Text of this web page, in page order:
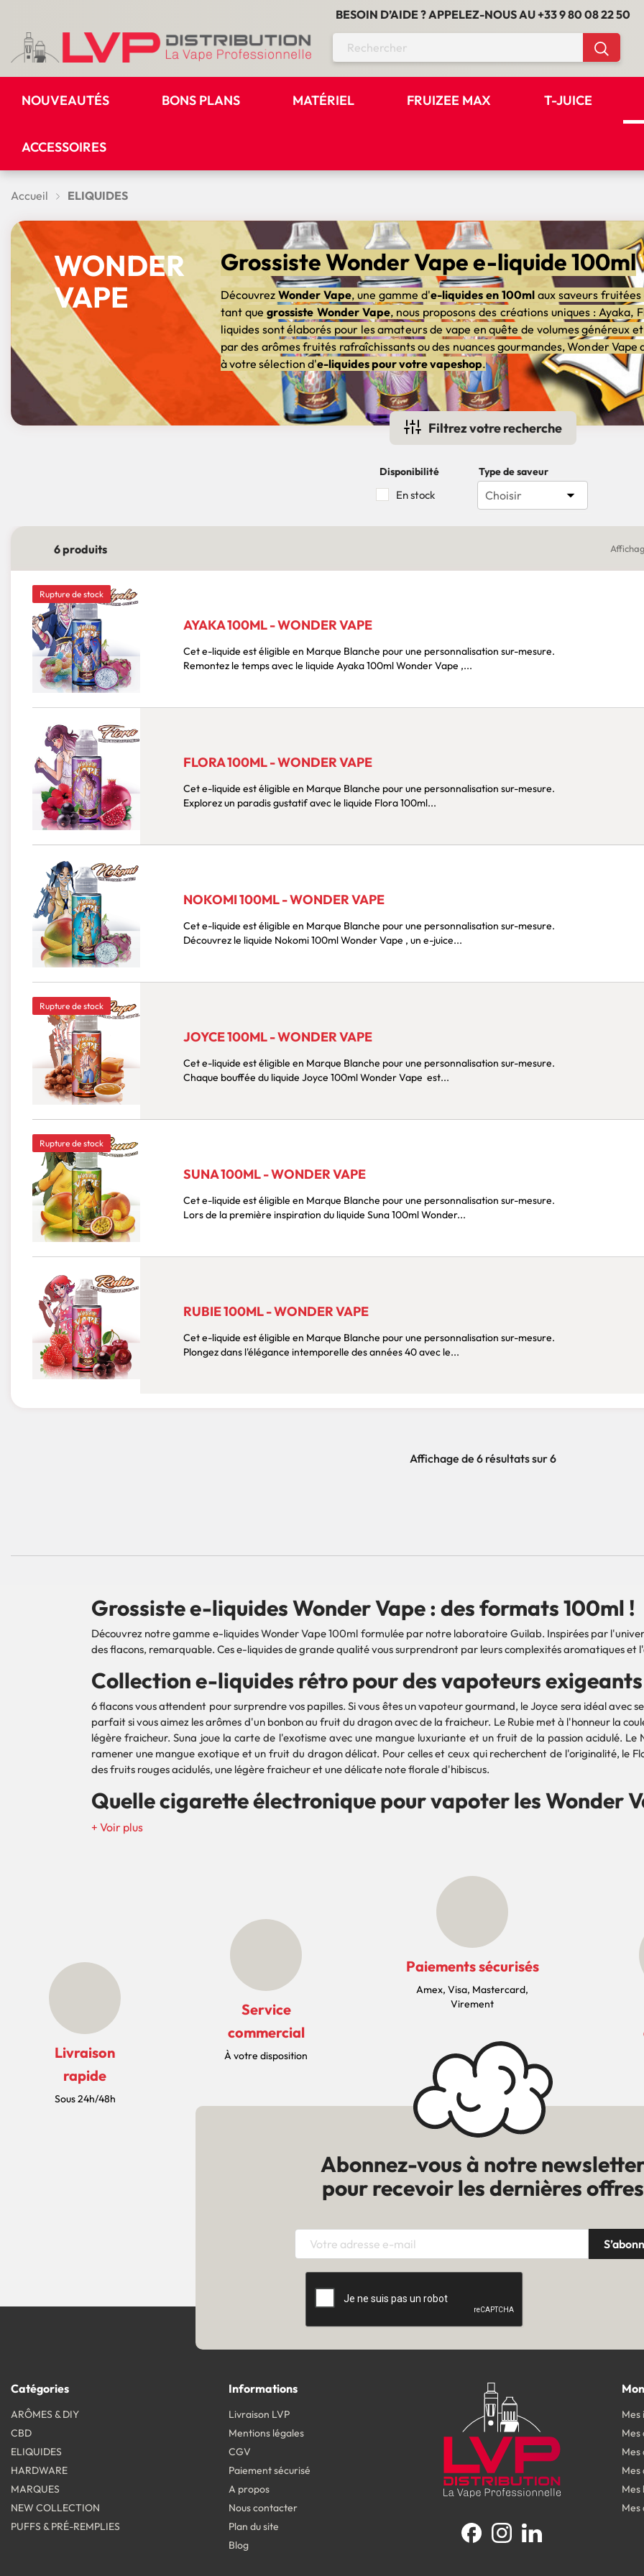
BESOIN D’AIDE ? APPELEZ-NOUS AU+33 9 80 08 22 50
NOUVEAUTÉS BONS PLANS MATÉRIEL FRUIZEE MAX T-JUICE
ACCESSOIRES
Accueil ELIQUIDES
WONDER
VAPE
Grossiste Wonder Vape e-liquide 100ml
Découvrez Wonder Vape, une gamme d'e-liquides en 100ml aux saveurs
tant quegrossiste Wonder Vape, nous proposons des créations uniques : Ayaka,
liquides sont élaborés pour les amateurs de vape en quête de volumes généreux
par des arômes fruités rafraîchissants ou des nuances gourmandes, Wonder
à votre sélection d'e-liquides pour votre vapeshop.
Filtrez votre recherche
Disponibilité
En stock
Type de saveur
Choisir 
6 produits
Rupture de stock
AYAKA 100ML - WONDER VAPE
Cet e-liquide est éligible en Marque Blanche pour une personnalisation sur-mesure.
Remontez le temps avec le liquide Ayaka 100ml Wonder Vape ,...
FLORA 100ML - WONDER VAPE
Cet e-liquide est éligible en Marque Blanche pour une personnalisation sur-mesure.
Explorez un paradis gustatif avec le liquide Flora 100ml...
NOKOMI 100ML - WONDER VAPE
Cet e-liquide est éligible en Marque Blanche pour une personnalisation sur-mesure.
Découvrez le liquide Nokomi 100ml Wonder Vape , un e-juice...
Rupture de stock
JOYCE 100ML - WONDER VAPE
Cet e-liquide est éligible en Marque Blanche pour une personnalisation sur-mesure.
Chaque bouffée du liquide Joyce 100ml Wonder Vape est...
Rupture de stock
SUNA 100ML - WONDER VAPE
Cet e-liquide est éligible en Marque Blanche pour une personnalisation sur-mesure.
Lors de la première inspiration du liquide Suna 100ml Wonder...
RUBIE 100ML - WONDER VAPE
Cet e-liquide est éligible en Marque Blanche pour une personnalisation sur-mesure.
Plongez dans l'élégance intemporelle des années 40 avec le...
Affichage de 6 résultats sur 6
Grossiste e-liquides Wonder Vape : des formats 100ml !
Découvrez notre gamme e-liquides Wonder Vape 100ml formulée par notre laboratoire Guilab. Inspirées par
des flacons, remarquable. Ces e-liquides de grande qualité vous surprendront par leurs complexités aromatiques et
Collection e-liquides rétro pour des vapoteurs
6 flacons vous attendent pour surprendre vos papilles. Si vous êtes un vapoteur gourmand, le Joyce sera idéal avec
parfait si vous aimez les arômes d'un bonbon au fruit du dragon avec de la fraicheur. Le Rubie met à l'honneur la
légère fraicheur. Suna joue la carte de l'exotisme avec une mangue luxuriante et un fruit de la passion acidulé.
ramener une mangue exotique et un fruit du dragon délicat. Pour celles et ceux qui recherchent de l'originalité, le
des fruits rouges acidulés, une légère fraicheur et une délicate note florale d'hibiscus.
Quelle cigarette électronique pour vapoter les Wonder
Livraison
rapide
Sous 24h/48h
Service
commercial
À votre disposition
Paiements sécurisés
Amex, Visa, Mastercard,
Virement
Abonnez-vous à notre
pour recevoir les dernières offres
Catégories
ARÔMES & DIY
CBD
ELIQUIDES
HARDWARE
MARQUES
NEW COLLECTION
PUFFS & PRÉ-REMPLIES
Informations
Livraison LVP
Mentions légales
CGV
Paiement sécurisé
A propos
Nous contacter
Plan du site
Blog
FacebookInstagram
Mes
Mes
Mes
Mes
Mes
Mes